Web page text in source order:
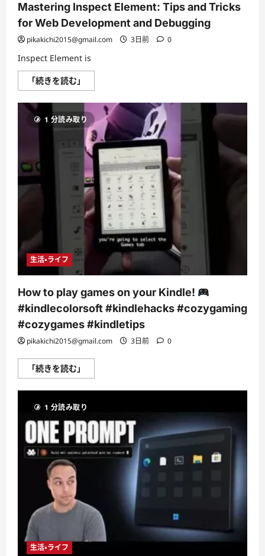
Mastering Inspect Element: Tips and Tricks
for Web Development and Debugging
pikakichi2015@gmail.com 3日前 0
Inspect Element is
「続きを読む」
Inspect
Tips
and
Tricks
for
Web
Development
and
Debugging
に
つ
い
て
さ
ら
に
1 分読み取り
生活・ライフ
How to play games on your Kindle!
#kindlecolorsoft #kindlehacks #cozygaming
#cozygames #kindletips
pikakichi2015@gmail.com 3日前 0
「続きを読む」
to
games
your
Kindle!
#kindlecolorsoft
#kindlehacks
#cozygaming
#cozygames
#kindletips
て
さ
ら
読
む
1 分読み取り
生活・ライフ